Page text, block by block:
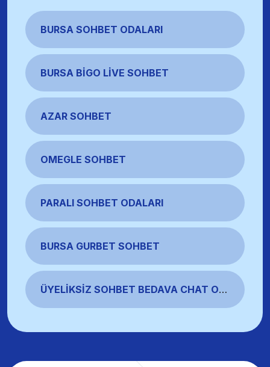
BURSA SOHBET ODALARI
BURSA BIGO LIVE SOHBET
AZAR SOHBET
OMEGLE SOHBET
PARALI SOHBET ODALARI
BURSA GURBET SOHBET
ÜYELIKSIZ SOHBET BEDAVA CHAT ODALARI